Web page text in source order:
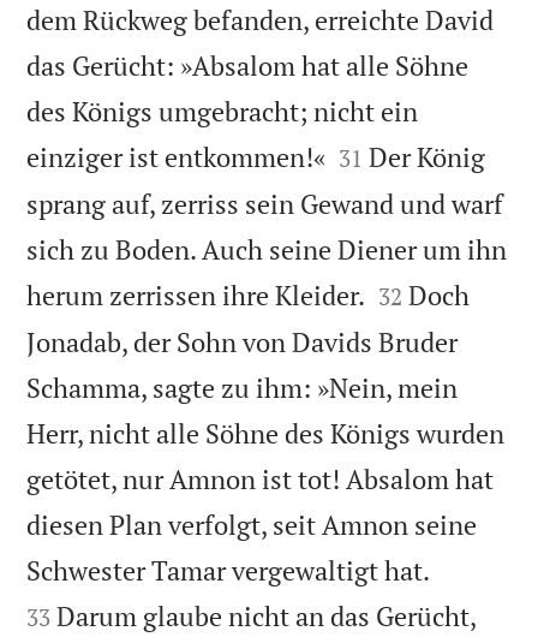
dem Rückweg befanden, erreichte David
das Gerücht: »Absalom hat alle Söhne
des Königs umgebracht; nicht ein
einziger ist entkommen!« 

31 Der König
sprang auf, zerriss sein Gewand und warf
sich zu Boden. Auch seine Diener um ihn
herum zerrissen ihre Kleider. 

32 Doch
Jonadab, der Sohn von Davids Bruder
Schamma, sagte zu ihm: »Nein, mein
Herr, nicht alle Söhne des Königs wurden
getötet, nur Amnon ist tot! Absalom hat
diesen Plan verfolgt, seit Amnon seine
Schwester Tamar vergewaltigt hat.
33 Darum glaube nicht an das Gerücht,